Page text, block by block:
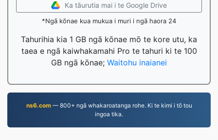
Ka tāurutia mai i te Google Drive
*Ngā kōnae kua mukua i muri i ngā haora 24
Tahurihia kia 1 GB ngā kōnae mō te kore utu, ka
taea e ngā kaiwhakamahi Pro te tahuri ki te 100
GB ngā kōnae; Waitohu inaianei
ns6.com— 800+ ngā whakaroatanga rohe. Ki te kimi i tō tou
ingoa tika.